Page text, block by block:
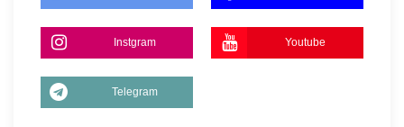
Instgram Youtube
Telegram